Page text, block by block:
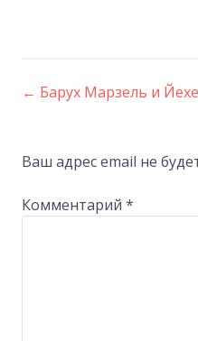
Post
← Барух Марзель и
Ваш адрес email не
Комментарий *